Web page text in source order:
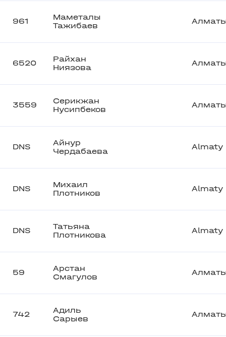
961
Маметалы
Тажибаев
6520
Райхан
Ниязова
3559
Серикжан
Нусипбеков
DNS
Айнур
Чердабаева
Almaty
DNS
Михаил
Плотников
Almaty
DNS
Татьяна
Плотникова
Almaty
59
Арстан
Смагулов
742
Адиль
Сарыев